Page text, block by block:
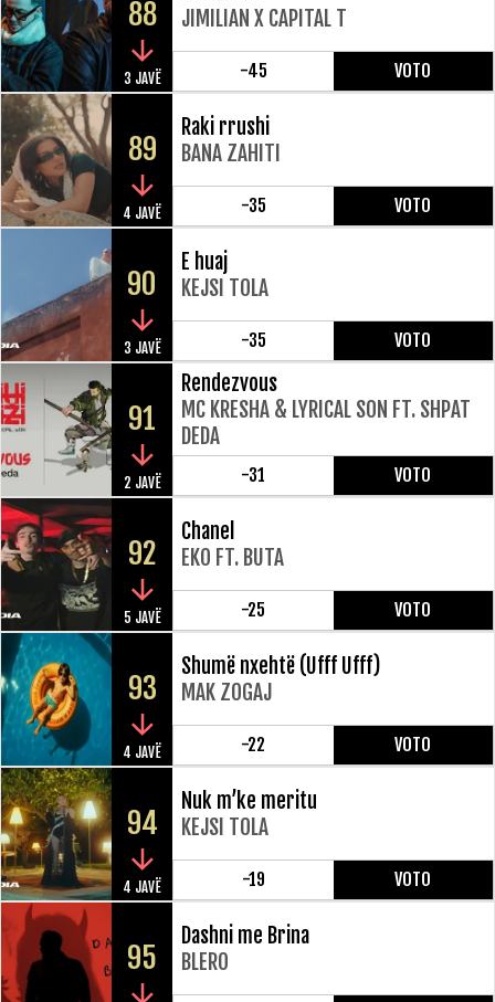
88
3 JAVË
JIMILIAN X CAPITAL T
-45 VOTO
89
4 JAVË
Raki rrushi
BANA ZAHITI
-35 VOTO
90
3 JAVË
E huaj
KEJSI TOLA
-35 VOTO
91
2 JAVË
Rendezvous
MC KRESHA & LYRICAL SON FT. SHPAT
DEDA
-31 VOTO
92
5 JAVË
Chanel
EKO FT. BUTA
-25 VOTO
93
4 JAVË
Shumë nxehtë (Ufff Ufff)
MAK ZOGAJ
-22 VOTO
94
4 JAVË
Nuk m’ke meritu
KEJSI TOLA
-19 VOTO
95
Dashni me Brina
BLERO